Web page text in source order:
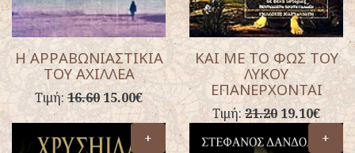
Η ΑΡΡΑΒΩΝΙΑΣΤΙΚΙΑ
ΤΟΥ ΑΧΙΛΛΕΑ
Τιμή:16.6015.00€
ΚΑΙ ΜΕ ΤΟ ΦΩΣ ΤΟΥ
ΛΥΚΟΥ
ΕΠΑΝΕΡΧΟΝΤΑΙ
Τιμή:21.20 19.10€
+
+